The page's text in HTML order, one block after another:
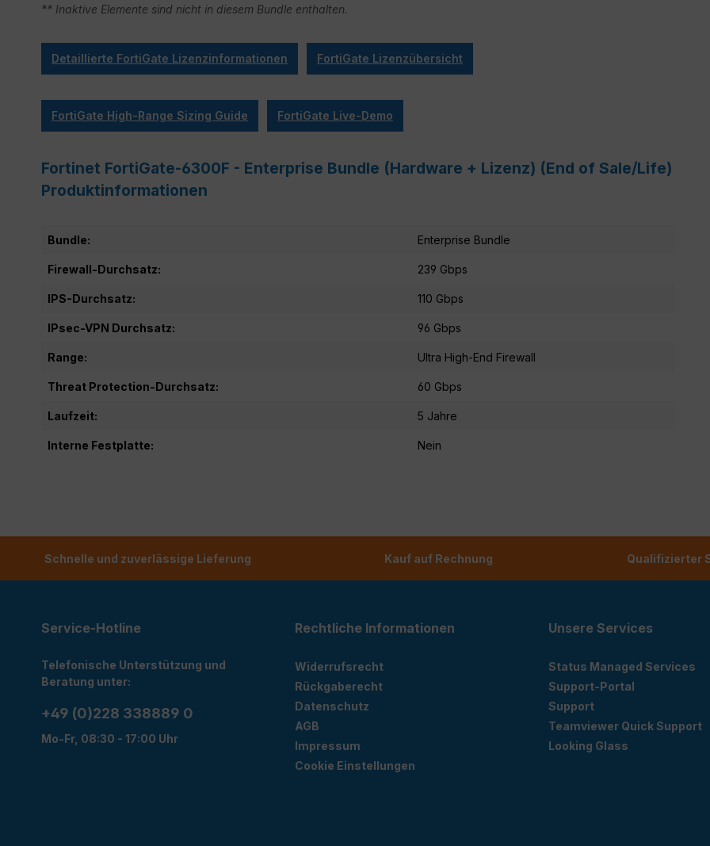
** Inaktive Elemente sind nicht in diesem Bundle enthalten.
Detaillierte FortiGate Lizenzinformationen FortiGate Lizenzübersicht
FortiGate High-Range Sizing Guide FortiGate Live-Demo
Fortinet FortiGate-6300F - Enterprise Bundle (Hardware + Lizenz) (End of Sale/Life)
Produktinformationen
Bundle: Enterprise Bundle
Firewall-Durchsatz: 239 Gbps
IPS-Durchsatz: 110 Gbps
IPsec-VPN Durchsatz: 96 Gbps
Range: Ultra High-End Firewall
Threat Protection-Durchsatz: 60 Gbps
Laufzeit: 5 Jahre
Interne Festplatte: Nein
Schnelle und zuverlässige Lieferung Kauf auf Rechnung Qualifizierter
Service-Hotline
Telefonische Unterstützung und
Beratung unter:
+49 (0)228 338889 0
Mo-Fr, 08:30 - 17:00 Uhr
Rechtliche Informationen
Widerrufsrecht
Rückgaberecht
Datenschutz
AGB
Impressum
Cookie Einstellungen
Unsere Services
Status Managed Services
Support-Portal
Support
Teamviewer Quick Support
Looking Glass